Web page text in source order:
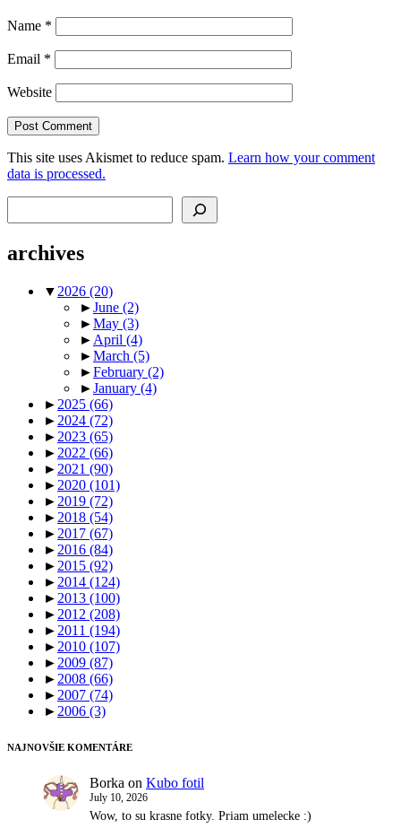
Name *
Email *
Website
This site uses Akismet to reduce spam. Learn how your comment
data is processed.
archives
▼ 2026 (20)
►June (2)
►May (3)
► April (4)
►March (5)
►February (2)
►January (4)
► 2025 (66)
► 2024 (72)
► 2023 (65)
► 2022 (66)
► 2021 (90)
► 2020 (101)
► 2019 (72)
► 2018 (54)
► 2017 (67)
► 2016 (84)
► 2015 (92)
► 2014 (124)
► 2013 (100)
► 2012 (208)
► 2011 (194)
► 2010 (107)
► 2009 (87)
► 2008 (66)
► 2007 (74)
► 2006 (3)
NAJNOVŠIE KOMENTÁRE
Borka on Kubo fotil
July 10, 2026
Wow, to su krasne fotky. Priam umelecke :)